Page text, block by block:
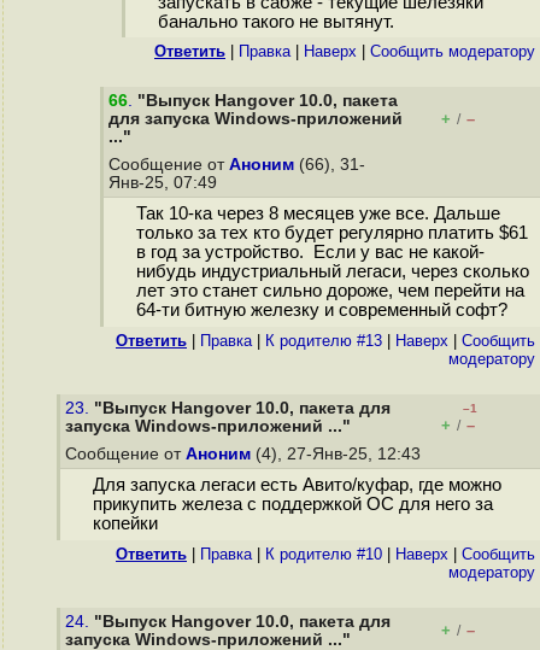
банально такого не вытянут.
Ответить Правка| Наверх Cообщить модератору
66. "Выпуск Hangover 10.0, пакета
для запуска Windows-приложений
..."
+ / –
Сообщение от Аноним (66), 31-
Янв-25, 07:49
Так 10-ка через 8 месяцев уже все. Дальше
только за тех кто будет регулярно платить $61
в год за устройство. Если у вас не какой-
нибудь индустриальный легаси, через сколько
лет это станет сильно дороже, чем перейти на
64-ти битную железку и современный софт?
Ответить Правка| К родителю #13 Наверх
Cообщить
модератору
23. "Выпуск Hangover 10.0, пакета для
запуска Windows-приложений ..."
–1
+ / –
Сообщение от Аноним (4), 27-Янв-25, 12:43
Для запуска легаси есть Авито/куфар, где можно
прикупить железа с поддержкой ОС для него за
копейки
Ответить Правка| К родителю #10 Наверх
Cообщить
модератору
24. "Выпуск Hangover 10.0, пакета для
запуска Windows-приложений ..."
+ / –